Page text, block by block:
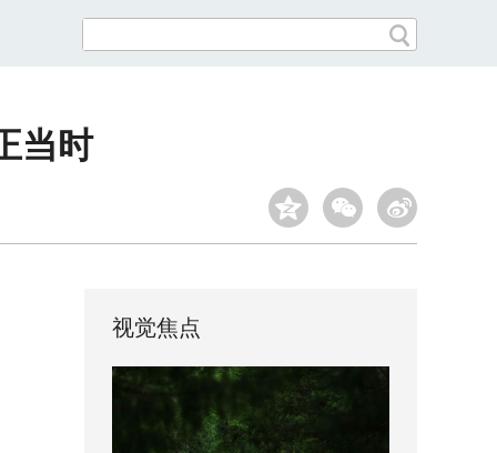
当时
视觉焦点